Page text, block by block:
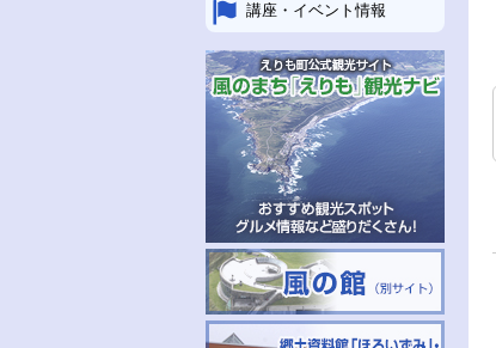
講座・イベント情報